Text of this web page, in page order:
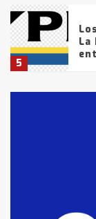
5
La